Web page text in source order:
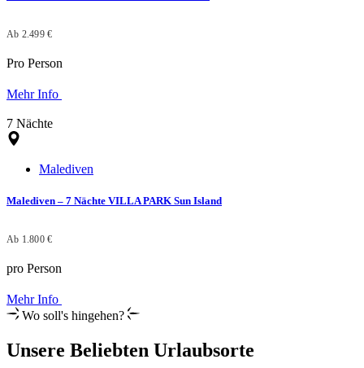
Ab 2.499 €
Pro Person
Mehr Info
7 Nächte
Malediven
Malediven – 7 Nächte VILLA PARK Sun Island
Ab 1.800 €
pro Person
Mehr Info
Wo soll's hingehen?
Unsere Beliebten Urlaubsorte